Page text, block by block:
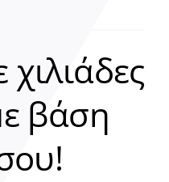
βάση